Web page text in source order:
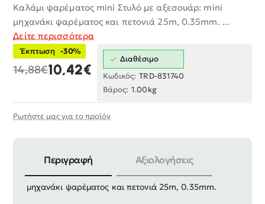
Καλάμι ψαρέματος mini Στυλό με αξεσουάρ: mini
μηχανάκι ψαρέματος και πετονιά 25m, 0.35mm. ...
Δείτε περισσότερα
Έκπτωση -30%
10,42€
14,88€
Διαθέσιμο
Κωδικός: TRD-831740
Βάρος: 1.00kg
Ρωτήστε μας για το προϊόν
Περιγραφή Αξιολογήσεις
Καλάμι ψαρέματος mini Στυλό με αξεσουάρ: mini
μηχανάκι ψαρέματος και πετονιά 25m, 0.35mm.